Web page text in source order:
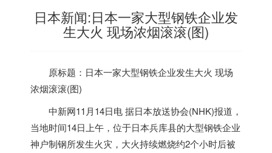
日本新闻:日本一家大型钢铁企业发
生大火 现场浓烟滚滚(图)
原标题： 日本一家大型钢铁企业发生大火 现场
浓烟滚滚(图)
中新网11月14日电 据日本放送协会(NHK)报道，
当地时间14日上午，位于日本兵库县的大型钢铁企业
神户制钢所发生火灾，大火持续燃烧约2个小时后被